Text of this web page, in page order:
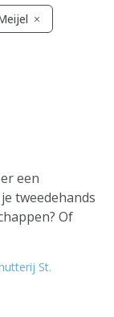
een
tweedehands
Of
St.